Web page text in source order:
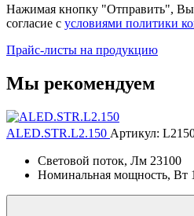
Нажимая кнопку "Отправить", Вы
согласие с условиями политики
Прайс-листы на продукцию
Мы рекомендуем
ALED.STR.L2.150 Артикул:
Световой поток, Лм 23100
Номинальная мощность, Вт